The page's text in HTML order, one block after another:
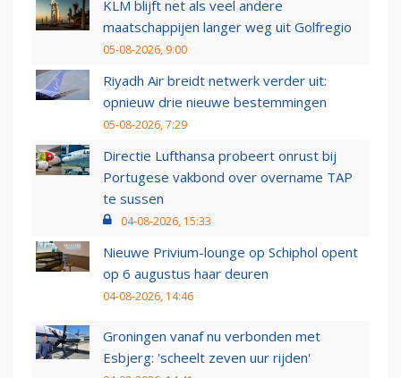
KLM blijft net als veel andere
maatschappijen langer weg uit Golfregio
05-08-2026, 9:00
Riyadh Air breidt netwerk verder uit:
opnieuw drie nieuwe bestemmingen
05-08-2026, 7:29
Directie Lufthansa probeert onrust bij
Portugese vakbond over overname TAP
te sussen
04-08-2026, 15:33
Nieuwe Privium-lounge op Schiphol opent
op 6 augustus haar deuren
04-08-2026, 14:46
Groningen vanaf nu verbonden met
Esbjerg: 'scheelt zeven uur rijden'